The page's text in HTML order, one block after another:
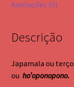
Avaliações (0)
Descrição
Japamala ou
ou ho’oponopono.